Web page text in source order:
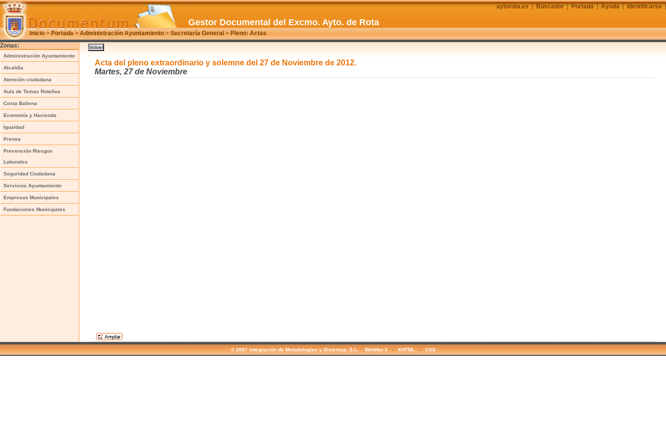
aytorota.es Buscador Portada Ayuda Identificarse
Inicio>Portada>Administración Ayuntamiento>Secretaría General>Pleno: Actas
Gestor Documental del Excmo. Ayto. de Rota
Zonas:
Administración Ayuntamiento
Alcaldía
Atención ciudadana
Aula de Temas Roteños
Costa Ballena
Economía y Hacienda
Igualdad
Prensa
Prevención Riesgos
Laborales
Seguridad Ciudadana
Servicios Ayuntamiento
Empresas Municipales
Fundaciones Municipales
Acta del pleno extraordinario y solemne del 27 de Noviembre de 2012.
Martes, 27 de Noviembre
© 2007 Integración de Metodologías y Sistemas, S.L. WebNet 3 - XHTML - CSS